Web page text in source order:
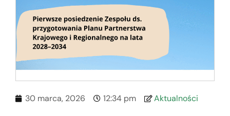
30 marca, 2026 12:34 pm Aktualności